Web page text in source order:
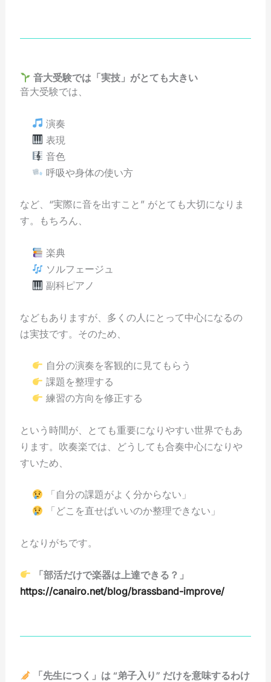
音大受験では「実技」がとても大きい
音大受験では、
演奏
表現
音色
呼吸や身体の使い方
など、“実際に音を出すこと” がとても大切になりま
す。もちろん、
楽典
ソルフェージュ
副科ピアノ
などもありますが、多くの人にとって中心になるの
は実技です。そのため、
自分の演奏を客観的に見てもらう
課題を整理する
練習の方向を修正する
という時間が、とても重要になりやすい世界でもあ
ります。吹奏楽では、どうしても合奏中心になりや
すいため、
「自分の課題がよく分からない」
「どこを直せばいいのか整理できない」
となりがちです。
「部活だけで楽器は上達できる？」
https://canairo.net/blog/brassband-improve/
「先生につく」は “弟子入り” だけを意味するわけ